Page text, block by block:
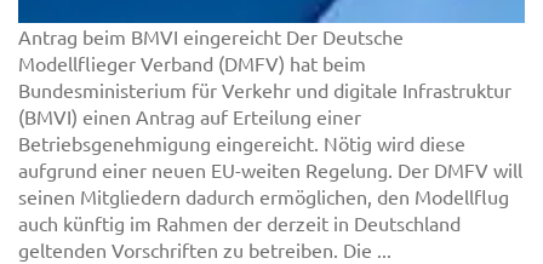
Antrag beim BMVI eingereicht Der Deutsche
Modellflieger Verband (DMFV) hat beim
Bundesministerium für Verkehr und digitale Infrastruktur
(BMVI) einen Antrag auf Erteilung einer
Betriebsgenehmigung eingereicht. Nötig wird diese
aufgrund einer neuen EU-weiten Regelung. Der DMFV will
seinen Mitgliedern dadurch ermöglichen, den Modellflug
auch künftig im Rahmen der derzeit in Deutschland
geltenden Vorschriften zu betreiben. Die ...